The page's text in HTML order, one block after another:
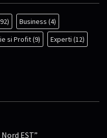
Business (4)
si Profit(9) Experti (12)
EST”